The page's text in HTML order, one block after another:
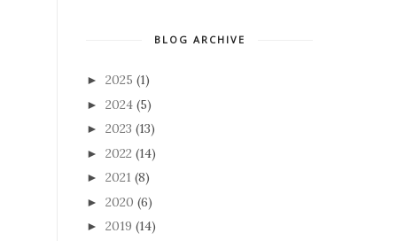
BLOG ARCHIVE
► 2025 (1)
► 2024 (5)
► 2023 (13)
► 2022 (14)
► 2021 (8)
► 2020 (6)
► 2019 (14)